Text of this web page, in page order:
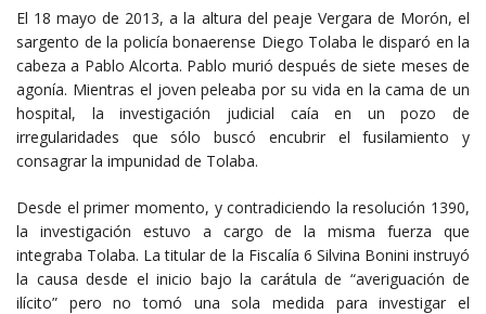
El 18 mayo de 2013, a la altura del peaje Vergara de Morón, el
sargento de la policía bonaerense Diego Tolaba le disparó en la
cabeza a Pablo Alcorta. Pablo murió después de siete meses de
agonía. Mientras el joven peleaba por su vida en la cama de un
hospital, la investigación judicial caía en un pozo de
irregularidades que sólo buscó encubrir el fusilamiento y
consagrar la impunidad de Tolaba.
Desde el primer momento, y contradiciendo la resolución 1390,
la investigación estuvo a cargo de la misma fuerza que
integraba Tolaba. La titular de la Fiscalía 6 Silvina Bonini instruyó
la causa desde el inicio bajo la carátula de “averiguación de
ilícito” pero no tomó una sola medida para investigar el